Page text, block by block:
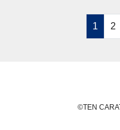
1 2
©TEN